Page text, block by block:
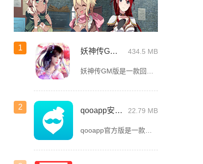
1 妖神传GM版 434.5 MB
妖神传GM版是一款回合制仙侠ARPG游戏，游戏画风可爱Q萌，建模也非常精致。虽是一款回合制游戏，但是在游戏局外，玩家可以自由的在辽阔的地图内玩耍探索，3D全景视角，不放过每一个风景。更有可爱的骑宠供玩
2 qooapp安卓版 22.79 MB
qooapp官方版是一款面向全球的二次元游戏资讯平台，它融合玩家社群、媒体资讯、游戏商店于一体，旨在汇聚全球热爱ACG的玩家，为他们创造有趣有爱有价值的产品和服务。为二次元游戏爱好者提供上万款游戏下载